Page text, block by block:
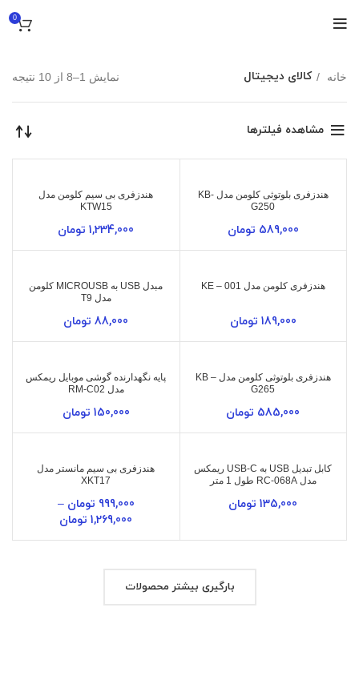
0
خانه کالای دیجیتال نمایش 1–8 از 10 نتیجه
مشاهده فیلترها
هندزفری بلوتوثی کلومن مدل KB-
G250
589,000 تومان
هندزفری بی سیم کلومن مدل
KTW15
1,234,000 تومان
هندزفری کلومن مدل KE – 001
189,000 تومان
مبدل USB به MICROUSB کلومن
مدل T9
88,000 تومان
هندزفری بلوتوثی کلومن مدل KB –
G265
585,000 تومان
پایه نگهدارنده گوشی موبایل ریمکس
مدل RM-C02
150,000 تومان
کابل تبدیل USB به USB-C ریمکس
مدل RC-068A طول 1 متر
135,000 تومان
هندزفری بی سیم مانستر مدل
XKT17
999,000 تومان –
1,269,000 تومان
بارگیری بیشتر محصولات